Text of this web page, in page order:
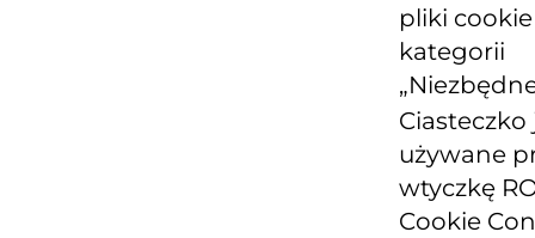
pliki
kategorii
Ciasteczko
używane
wtyczkę
Cookie